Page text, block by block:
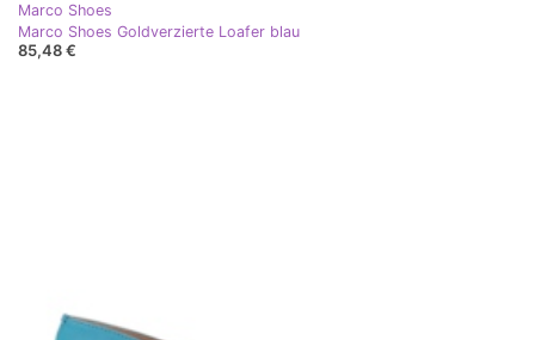
Marco Shoes
Marco Shoes Goldverzierte Loafer blau
85,48 €